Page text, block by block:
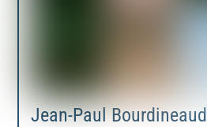
Jean-Paul Bourdineaud